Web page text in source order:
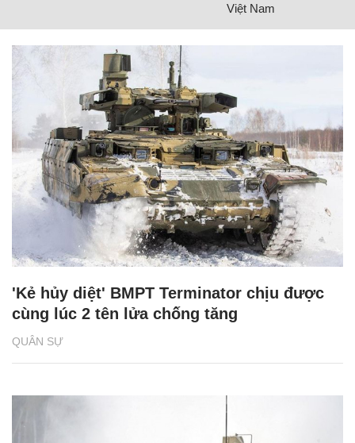
Việt Nam
QUÂN SỰ
'Kẻ hủy diệt' BMPT Terminator chịu được
cùng lúc 2 tên lửa chống tăng